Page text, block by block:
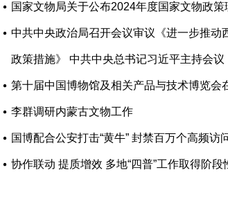
国家文物局关于公布2024年度国家文物政
中共中央政治局召开会议审议《进一步推动
政策措施》 中共中央总书记习近平主持会议
第十届中国博物馆及相关产品与技术博览会
李群调研内蒙古文物工作
国博配合公安打击“黄牛” 封禁百万个高频访
协作联动 提质增效 多地“四普”工作取得阶段